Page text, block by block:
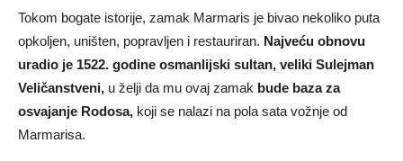
Tokom bogate istorije, zamak Marmaris je bivao nekoliko puta
opkoljen, uništen, popravljen i restauriran. Najveću obnovu
uradio je 1522. godine osmanlijski sultan, veliki Sulejman
Veličanstveni, u želji da mu ovaj zamak bude baza za
osvajanje Rodosa, koji se nalazi na pola sata vožnje od
Marmarisa.